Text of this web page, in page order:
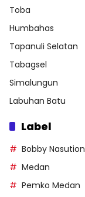
Toba
Humbahas
Tapanuli Selatan
Tabagsel
Simalungun
Labuhan Batu
Label
Bobby Nasution
Medan
Pemko Medan